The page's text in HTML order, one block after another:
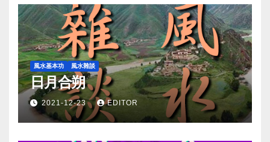
風水基本功 風水雜談
日月合朔
2021-12-23 EDITOR